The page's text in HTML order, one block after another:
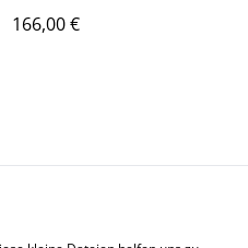
166,00 €